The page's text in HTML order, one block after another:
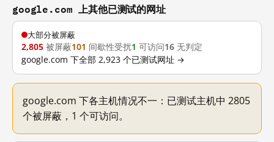
google.com 上其他已测试的网址
大部分被屏蔽
2,805 被屏蔽101 间歇性受扰1 可访问16 无判定
google.com 下全部 2,923 个已测试网址 →
google.com 下各主机情况不一：已测试主机中 2805
个被屏蔽，1 个可访问。